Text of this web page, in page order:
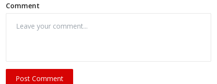
Comment
Post Comment